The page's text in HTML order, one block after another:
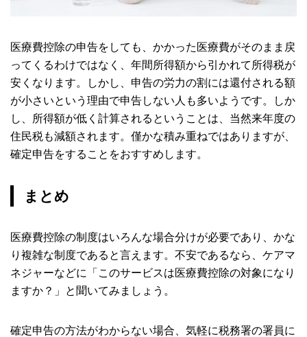
医療費控除の申告をしても、かかった医療費がそのまま戻
ってくるわけではなく、年間所得額から引かれて所得税が
安くなります。しかし、申告の労力の割には還付される額
が小さいという理由で申告しない人も多いようです。しか
し、所得額が低く計算されるということは、当然来年度の
住民税も減額されます。僅かな積み重ねではありますが、
確定申告をすることをおすすめします。
まとめ
医療費控除の制度はいろんな場合分けが必要であり、かな
り複雑な制度であると言えます。不安であるなら、ケアマ
ネジャーなどに「このサービスは医療費控除の対象になり
ますか？」と聞いてみましょう。
確定申告の方法がわからない場合、気軽に税務署の署員に